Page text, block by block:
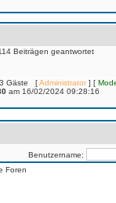
Beiträgen geantwortet
Gäste [Administrator] [
am 16/02/2024 09:28:16
Benutzername:
Foren